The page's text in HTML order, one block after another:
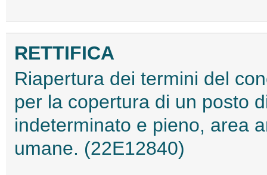
RETTIFICA
Riapertura dei termini del
per la copertura di un posto
indeterminato e pieno, area
umane. (22E12840)